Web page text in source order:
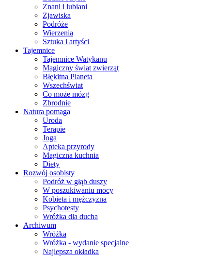
Znani i lubiani
Zjawiska
Podróże
Wierzenia
Sztuka i artyści
Tajemnice
Tajemnice Watykanu
Magiczny świat zwierząt
Błękitna Planeta
Wszechświat
Co może mózg
Zbrodnie
Natura pomaga
Uroda
Terapie
Joga
Apteka przyrody
Magiczna kuchnia
Diety
Rozwój osobisty
Podróż w głąb duszy
W poszukiwaniu mocy
Kobieta i mężczyzna
Psychotesty
Wróżka dla ducha
Archiwum
Wróżka
Wróżka - wydanie specjalne
Najlepsza okładka